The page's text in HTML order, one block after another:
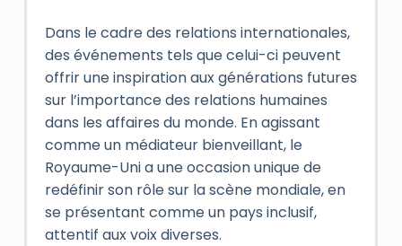
Dans le cadre des relations internationales,
des événements tels que celui-ci peuvent
offrir une inspiration aux générations futures
sur l’importance des relations humaines
dans les affaires du monde. En agissant
comme un médiateur bienveillant, le
Royaume-Uni a une occasion unique de
redéfinir son rôle sur la scène mondiale, en
se présentant comme un pays inclusif,
attentif aux voix diverses.